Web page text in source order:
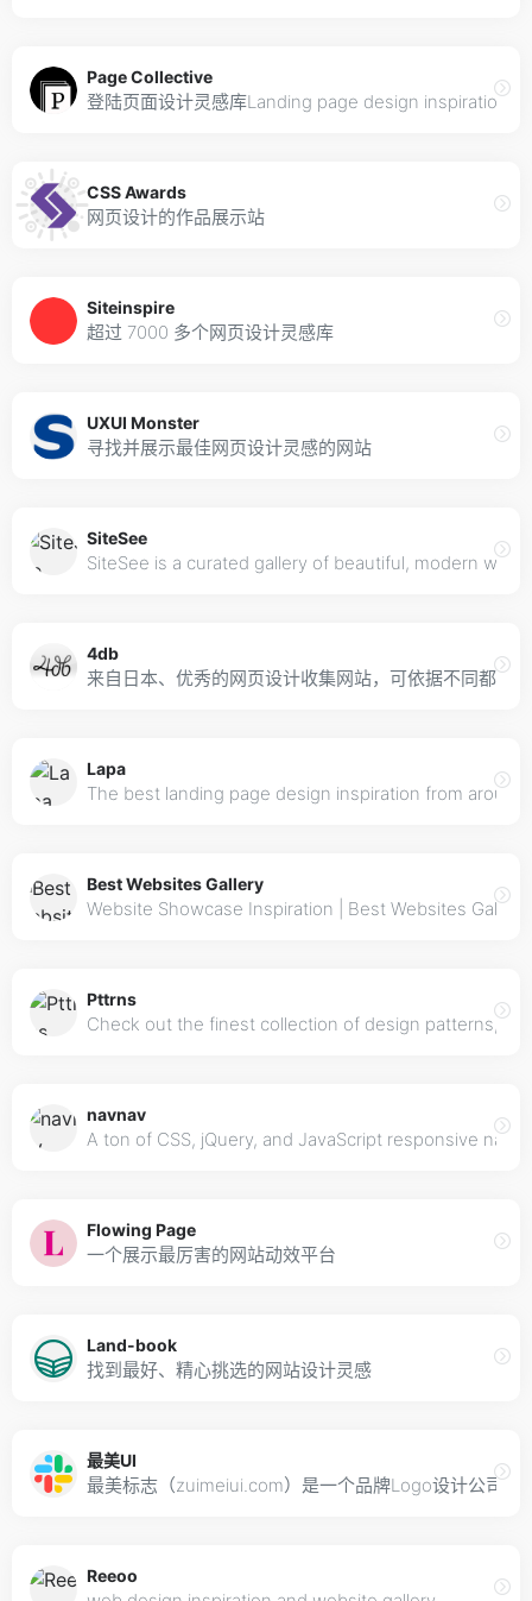
Page Collective
登陆页面设计灵感库Landing page design inspiration
CSS Awards
网页设计的作品展示站
Siteinspire
超过 7000 多个网页设计灵感库
UXUI Monster
寻找并展示最佳网页设计灵感的网站
SiteSee
SiteSee is a curated gallery of beautiful, modern
4db
来自日本、优秀的网页设计收集网站，可依据不同都道
Lapa
The best landing page design inspiration from
Best Websites Gallery
Website Showcase Inspiration | Best Websites Gallery
Pttrns
Check out the finest collection of design patterns,
navnav
A ton of CSS, jQuery, and JavaScript responsive
Flowing Page
一个展示最厉害的网站动效平台
Land-book
找到最好、精心挑选的网站设计灵感
最美UI
最美标志（zuimeiui.com）是一个品牌Logo设计公司
Reeoo